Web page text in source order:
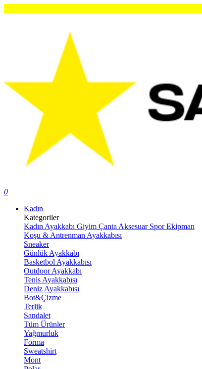
0
Kadın
Kategoriler
Kadın Ayakkabı Giyim Çanta Aksesuar Spor Ekipman
Koşu & Antrenman Ayakkabısı
Sneaker
Günlük Ayakkabı
Basketbol Ayakkabısı
Outdoor Ayakkabı
Tenis Ayakkabısı
Deniz Ayakkabısı
Bot&Çizme
Terlik
Sandalet
Tüm Ürünler
Yağmurluk
Forma
Sweatshirt
Mont